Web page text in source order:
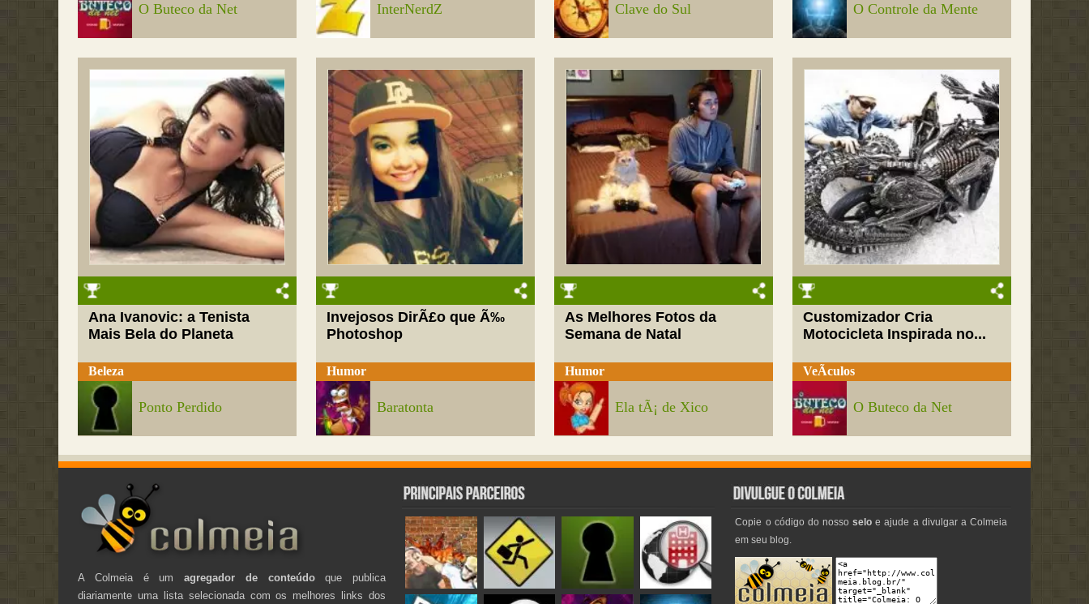
O Buteco da Net InterNerdZ Clave do Sul O Controle da Mente
Ana Ivanovic: a Tenista
Mais Bela do Planeta
Beleza
Ponto Perdido
Invejosos DirÃ£o que Ã‰
Photoshop
Humor
Baratonta
As Melhores Fotos da
Semana de Natal
Humor
Ela tÃ¡ de Xico
Customizador Cria
Motocicleta Inspirada no...
VeÃ­culos
O Buteco da Net
A Colmeia é umagregador de conteúdoque publica
diariamente uma lista selecionada com os melhores links dos
Copie o código do nossoselo e ajude a divulgar a Colmeia
em seu blog.